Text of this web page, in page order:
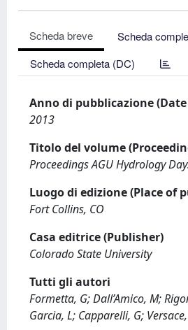
Scheda breve
Scheda
Scheda completa (DC)
Anno di pubblicazione
2013
Titolo del volume
Proceedings AGU Hydrology
Luogo di edizione (Place of
Fort Collins, CO
Casa editrice (Publisher)
Colorado State University
Tutti gli autori
Formetta, G; Dall’Amico, M;
Garcia, L; Capparelli, G;